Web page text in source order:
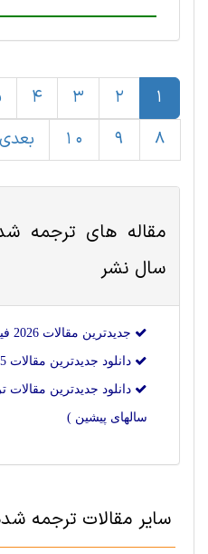
1
2
3
4
8
9
10 بعدی
مقاله های ترجمه
سال نشر
جدیدترین مقالات 2026 فیزیک با ترجمه
دانلود جدیدترین مقالات 2025 فیزیک با ترجمه فارسی
سالهای پیشین )
سایر مقالات ترجمه